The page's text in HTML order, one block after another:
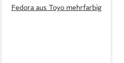
Fedora aus Toyo mehrfarbig